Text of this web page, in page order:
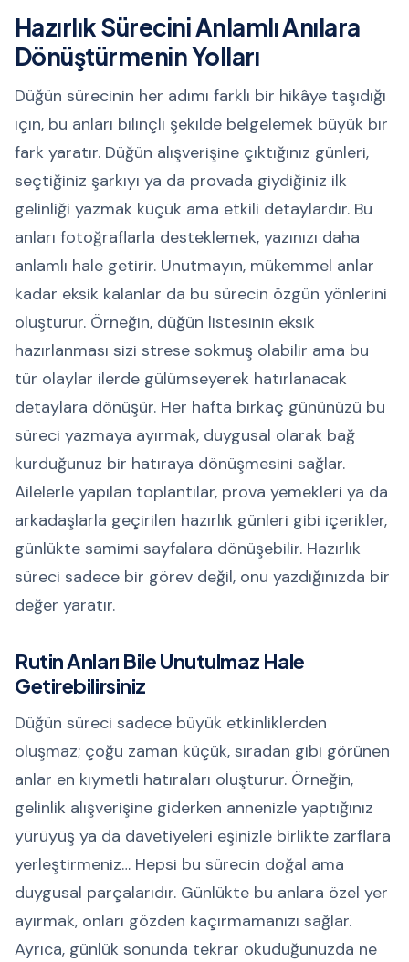
Hazırlık Sürecini Anlamlı Anılara
Dönüştürmenin Yolları
Düğün sürecinin her adımı farklı bir hikâye taşıdığı
için, bu anları bilinçli şekilde belgelemek büyük bir
fark yaratır. Düğün alışverişine çıktığınız günleri,
seçtiğiniz şarkıyı ya da provada giydiğiniz ilk
gelinliği yazmak küçük ama etkili detaylardır. Bu
anları fotoğraflarla desteklemek, yazınızı daha
anlamlı hale getirir. Unutmayın, mükemmel anlar
kadar eksik kalanlar da bu sürecin özgün yönlerini
oluşturur. Örneğin, düğün listesinin eksik
hazırlanması sizi strese sokmuş olabilir ama bu
tür olaylar ilerde gülümseyerek hatırlanacak
detaylara dönüşür. Her hafta birkaç gününüzü bu
süreci yazmaya ayırmak, duygusal olarak bağ
kurduğunuz bir hatıraya dönüşmesini sağlar.
Ailelerle yapılan toplantılar, prova yemekleri ya da
arkadaşlarla geçirilen hazırlık günleri gibi içerikler,
günlükte samimi sayfalara dönüşebilir. Hazırlık
süreci sadece bir görev değil, onu yazdığınızda bir
değer yaratır.
Rutin Anları Bile Unutulmaz Hale
Getirebilirsiniz
Düğün süreci sadece büyük etkinliklerden
oluşmaz; çoğu zaman küçük, sıradan gibi görünen
anlar en kıymetli hatıraları oluşturur. Örneğin,
gelinlik alışverişine giderken annenizle yaptığınız
yürüyüş ya da davetiyeleri eşinizle birlikte zarflara
yerleştirmeniz… Hepsi bu sürecin doğal ama
duygusal parçalarıdır. Günlükte bu anlara özel yer
ayırmak, onları gözden kaçırmamanızı sağlar.
Ayrıca, günlük sonunda tekrar okuduğunuzda ne